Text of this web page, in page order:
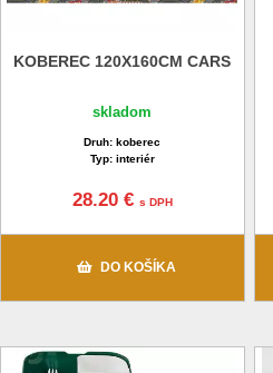
KOBEREC 120X160CM CARS
skladom
Druh: koberec
Typ: interiér
28.20 € s DPH
DO KOŠÍKA